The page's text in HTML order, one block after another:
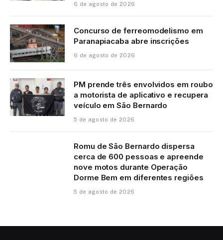
6 de agosto de 2026
Concurso de ferreomodelismo em
Paranapiacaba abre inscrições
6 de agosto de 2026
PM prende três envolvidos em roubo
a motorista de aplicativo e recupera
veículo em São Bernardo
5 de agosto de 2026
Romu de São Bernardo dispersa
cerca de 600 pessoas e apreende
nove motos durante Operação
Dorme Bem em diferentes regiões
5 de agosto de 2026